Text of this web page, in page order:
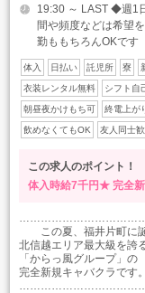
19:30 ～ LAST ◆週1
間や頻度などは希望
勤ももちろんOKです
体入 日払い 託児所 寮
衣装レンタル無料 シフト自
朝昼夜かけもち可 終電上が
飲めなくてもOK 友人同士
この求人のポイント！
体入時給7千円★ 完全
この夏、福井片町に誕
北信越エリア最大級を誇
「からっ風グループ」の
完全新規キャバクラです。